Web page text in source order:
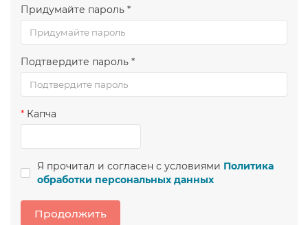
Придумайте пароль *
Подтвердите пароль *
Капча
Я прочитал и согласен с условиями Политика
обработки персональных данных
Продолжить